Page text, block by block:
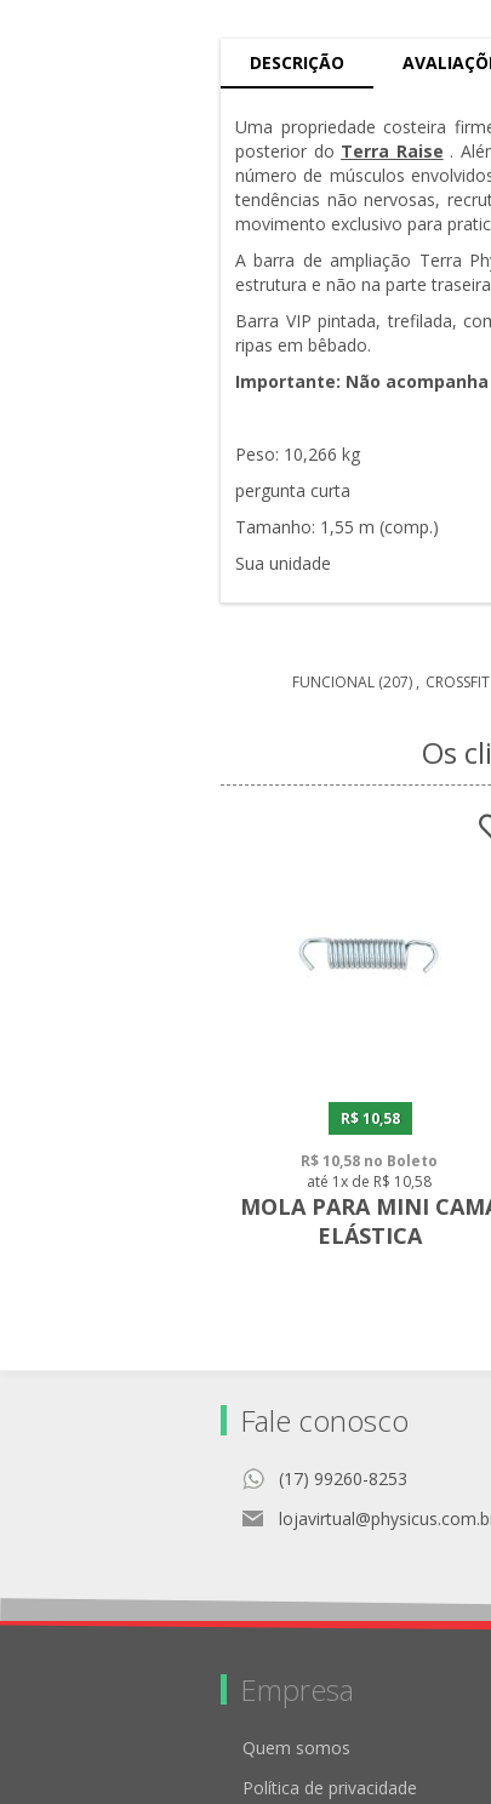
DESCRIÇÃO
Uma propriedade costeira
posterior do Terra Raise .
número de músculos
tendências não nervosas,
movimento exclusivo para
A barra de ampliação Terra
estrutura e não na parte
Barra VIP pintada, trefilada,
ripas em bêbado.
Importante: Não
Peso: 10,266 kg
pergunta curta
Tamanho: 1,55 m (comp.)
Sua unidade
FUNCIONAL (207) , CROSSFIT
Os
R$ 10,58
R$ 10,58 no Boleto
até 1x de R$ 10,58
MOLA PARA MINI
ELÁSTICA
Fale conosco
(17) 99260-8253
Empresa
Quem somos
Política de privacidade